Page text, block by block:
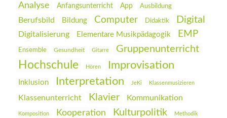
Analyse Anfangsunterricht App Ausbildung
Berufsbild Bildung Computer Didaktik Digital
Digitalisierung Elementare Musikpädagogik EMP
Ensemble Gesundheit Gitarre Gruppenunterricht
Hochschule Hören Improvisation
Inklusion Interpretation JeKi Klassenmusizieren
Klassenunterricht Klavier Kommunikation
Komposition Kooperation Kulturpolitik Methodik